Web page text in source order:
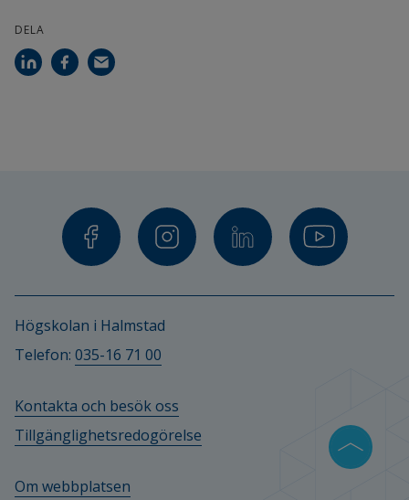
Jonas Lindbäck, universitetslektor
Finansiärer
DELA
Högskolan i Halmstad
Telefon: 035-16 71 00
Kontakta och besök oss
Tillgänglighetsredogörelse
Om webbplatsen